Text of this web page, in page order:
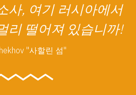
사, 여기 러시아에서
리 떨어져 있습니까!
"사할린 섬"